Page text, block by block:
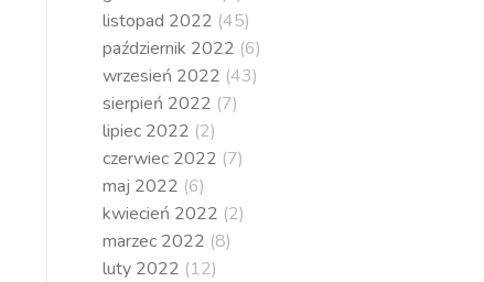
listopad 2022 (45)
październik 2022 (6)
wrzesień 2022 (43)
sierpień 2022 (7)
lipiec 2022 (2)
czerwiec 2022 (7)
maj 2022 (6)
kwiecień 2022 (2)
marzec 2022 (8)
luty 2022 (12)